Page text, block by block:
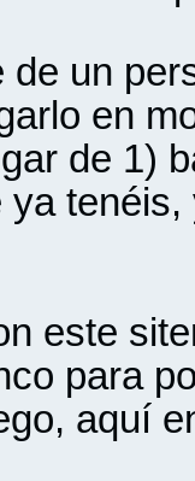
de un
en
de 1)
ya
este
para
aquí